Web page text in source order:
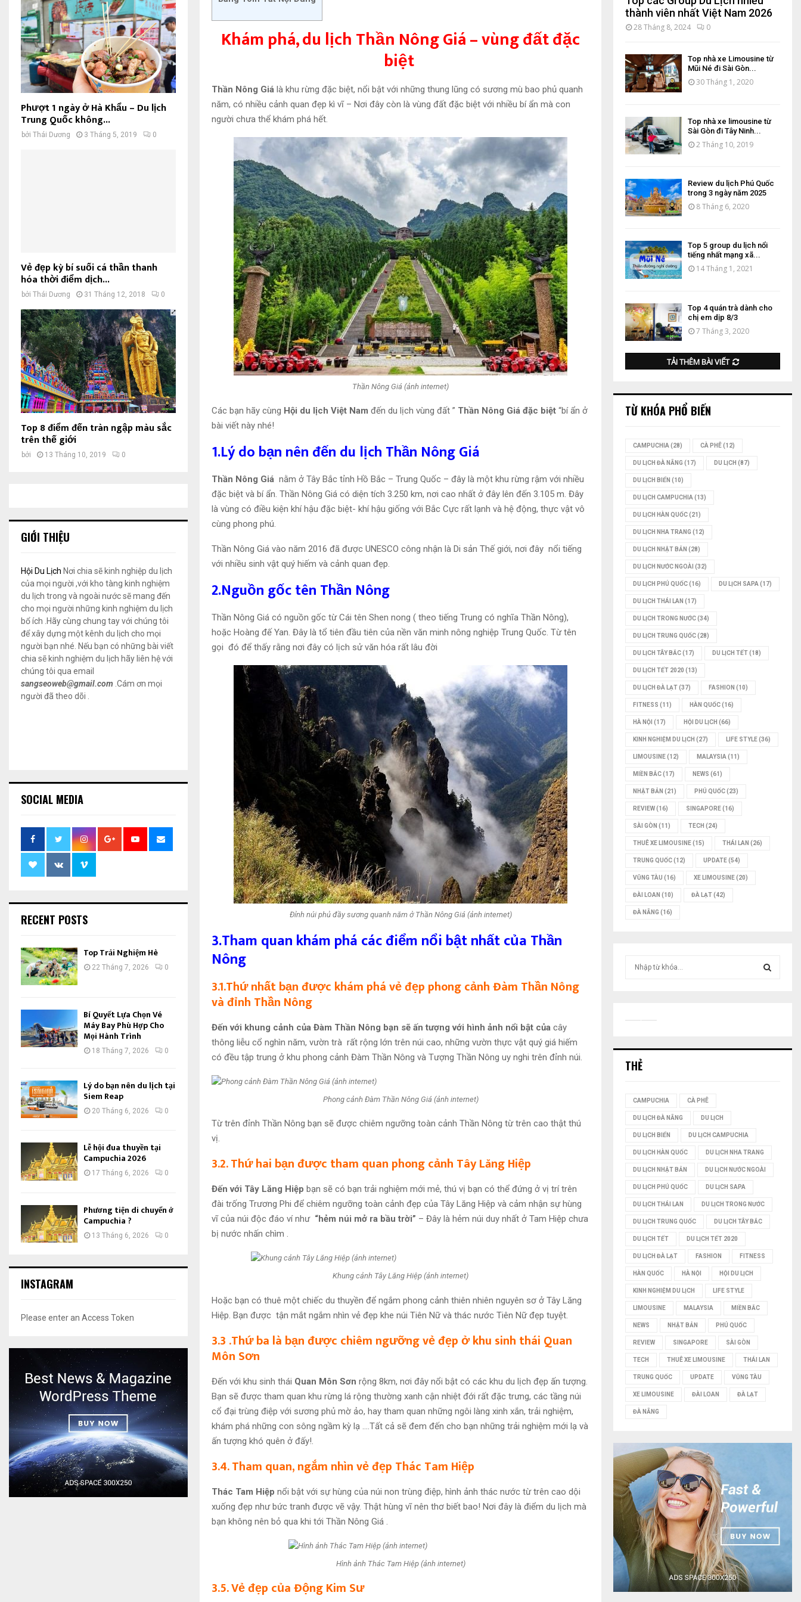
Khám phá, du lịch Thần Nông Giá – vùng đất đặc
biệt
Thần Nông Giá là khu rừng đặc biệt, nổi bật với những thung lũng có sương mù bao phủ quanh
năm, có nhiều cảnh quan đẹp kì vĩ – Nơi đây còn là vùng đất đặc biệt với nhiều bí ẩn mà con
người chưa thể khám phá hết.
Thần Nông Giá (ảnh internet)
Các bạn hãy cùng Hội du lịch Việt Nam đến du lịch vùng đất ” Thần Nông Giá đặc biệt “bí ẩn ở
bài viết này nhé!
1.Lý do bạn nên đến du lịch Thần Nông Giá
Thần Nông Giá nằm ở Tây Bắc tỉnh Hồ Bắc – Trung Quốc – đây là một khu rừng rậm với nhiều
đặc biệt và bí ẩn. Thần Nông Giá có diện tích 3.250 km, nơi cao nhất ở đây lên đến 3.105 m. Đây
là vùng có điều kiện khí hậu đặc biệt- khí hậu giống với Bắc Cực rất lạnh và hệ động, thực vật vô
cùng phong phú.
Thần Nông Giá vào năm 2016 đã được UNESCO công nhận là Di sản Thế giới, nơi đây nổi tiếng
với nhiều sinh vật quý hiếm và cảnh quan đẹp.
2.Nguồn gốc tên Thần Nông
Thần Nông Giá có nguồn gốc từ Cái tên Shen nong ( theo tiếng Trung có nghĩa Thần Nông),
hoặc Hoàng đế Yan. Đây là tổ tiên đầu tiên của nền văn minh nông nghiệp Trung Quốc. Từ tên
gọi đó để thấy rằng nơi đây có lịch sử văn hóa rất lâu đời
Đỉnh núi phủ đầy sương quanh năm ở Thần Nông Giá (ảnh internet)
3.Tham quan khám phá các điểm nổi bật nhất của Thần
Nông
3.1.Thứ nhất bạn được khám phá vẻ đẹp phong cảnh Đàm Thần Nông
và đỉnh Thần Nông
Đến với khung cảnh của Đàm Thần Nông bạn sẽ ấn tượng với hình ảnh nổi bật của cây
thông liễu cổ nghìn năm, vườn trà rất rộng lớn trên núi cao, những vườn thực vật quý giá hiếm
có đều tập trung ở khu phong cảnh Đàm Thần Nông và Tượng Thần Nông uy nghi trên đỉnh núi.
Phong cảnh Đàm Thần Nông Giá (ảnh internet)
Từ trên đỉnh Thần Nông bạn sẽ được chiêm ngưỡng toàn cảnh Thần Nông từ trên cao thật thú
vị.
3.2. Thứ hai bạn được tham quan phong cảnh Tây Lăng Hiệp
Đến với Tây Lăng Hiệp bạn sẽ có bạn trải nghiệm mới mẻ, thú vị bạn có thể đứng ở vị trí trên
đài trống Trương Phi để chiêm ngưỡng toàn cảnh đẹp của Tây Lăng Hiệp và cảm nhận sự hùng
vĩ của núi độc đáo ví như “hẻm núi mở ra bầu trời” – Đây là hẻm núi duy nhất ở Tam Hiệp chưa
bị nước nhấn chìm .
Khung cảnh Tây Lăng Hiệp (ảnh internet)
Hoặc bạn có thuê một chiếc du thuyền để ngắm phong cảnh thiên nhiên nguyên sơ ở Tây Lăng
Hiệp. Bạn được tận mắt ngắm nhìn vẻ đẹp khe núi Tiên Nữ và thác nước Tiên Nữ đẹp tuyệt.
3.3 .Thứ ba là bạn được chiêm ngưỡng vẻ đẹp ở khu sinh thái Quan
Môn Sơn
Đến với khu sinh thái Quan Môn Sơn rộng 8km, nơi đây nổi bật có các khu du lịch đẹp ấn tượng.
Bạn sẽ được tham quan khu rừng lá rộng thường xanh cận nhiệt đới rất đặc trưng, các tầng núi
cổ đại trùng điệp với sương phủ mờ ảo, hay tham quan những ngôi làng xinh xắn, trải nghiệm,
khám phá những con sông ngầm kỳ lạ ….Tất cả sẽ đem đến cho bạn những trải nghiệm mới lạ và
ấn tượng khó quên ở đấy!.
3.4. Tham quan, ngắm nhìn vẻ đẹp Thác Tam Hiệp
Thác Tam Hiệp nổi bật với sự hùng của núi non trùng điệp, hình ảnh thác nước từ trên cao dội
xuống đẹp như bức tranh được vẽ vậy. Thật hùng vĩ nên thơ biết bao! Nơi đây là điểm du lịch mà
bạn không nên bỏ qua khi tới Thần Nông Giá .
Hình ảnh Thác Tam Hiệp (ảnh internet)
3.5. Vẻ đẹp của Động Kim Sư
Phượt 1 ngày ở Hà Khẩu – Du lịch
Trung Quốc không...
bởi Thái Dương 3 Tháng 5, 2019 0
Vẻ đẹp kỳ bí suối cá thần thanh
hóa thời điểm dịch...
bởi Thái Dương 31 Tháng 12, 2018 0
Top 8 điểm đến tràn ngập màu sắc
trên thế giới
bởi 13 Tháng 10, 2019 0
GIỚI THIỆU
Hội Du Lịch Nơi chia sẽ kinh nghiệp du lịch
của mọi người ,với kho tàng kinh nghiệm
du lịch trong và ngoài nước sẽ mang đến
cho mọi người những kinh nghiệm du lịch
bổ ích .Hãy cùng chung tay với chúng tôi
để xây dựng một kênh du lịch cho mọi
người bạn nhé. Nếu bạn có những bài viết
chia sẽ kinh nghiệm du lịch hãy liên hệ với
chúng tôi qua email
sangseoweb@gmail.com .Cám ơn mọi
người đã theo dõi .
SOCIAL MEDIA
RECENT POSTS
Top Trải Nghiệm Hè
22 Tháng 7, 2026 0
Bí Quyết Lựa Chọn Vé
Máy Bay Phù Hợp Cho
Mọi Hành Trình
18 Tháng 7, 2026 0
Lý do bạn nên du lịch tại
Siem Reap
20 Tháng 6, 2026 0
Lễ hội đua thuyền tại
Campuchia 2026
17 Tháng 6, 2026 0
Phương tiện di chuyển ở
Campuchia ?
13 Tháng 6, 2026 0
INSTAGRAM
Please enter an Access Token
thành viên nhất Việt Nam 2026
28 Tháng 8, 2024 0
Top nhà xe Limousine từ
Mũi Né đi Sài Gòn...
30 Tháng 1, 2020
Top nhà xe limousine từ
Sài Gòn đi Tây Ninh...
2 Tháng 10, 2019
Review du lịch Phú Quốc
trong 3 ngày năm 2025
8 Tháng 6, 2020
Top 5 group du lịch nổi
tiếng nhất mạng xã...
14 Tháng 1, 2021
Top 4 quán trà dành cho
chị em dịp 8/3
7 Tháng 3, 2020
TẢI THÊM BÀI VIẾT
TỪ KHÓA PHỔ BIẾN
CAMPUCHIA (28) CÀ PHÊ(12)
DU LỊCH ĐÀ NẴNG (17) DU LỊCH (87)
DU LỊCH BIỂN (10)
DU LỊCH CAMPUCHIA (13)
DU LỊCH HÀN QUỐC(21)
DU LỊCH NHA TRANG (12)
DU LỊCH NHẬT BẢN (28)
DU LỊCH NƯỚC NGOÀI (32)
DU LỊCH PHÚ QUỐC(16) DU LỊCH SAPA (17)
DU LỊCH THÁI LAN (17)
DU LỊCH TRONG NƯỚC(34)
DU LỊCH TRUNG QUỐC(28)
DU LỊCH TÂY BẮC(17) DU LỊCH TẾT(18)
DU LỊCH TẾT 2020 (13)
DU LỊCH ĐÀ LẠT(37) FASHION (10)
FITNESS (11) HÀN QUỐC(16)
HÀ NỘI (17) HỘI DU LỊCH (66)
KINH NGHIỆM DU LỊCH (27) LIFE STYLE(36)
LIMOUSINE(12) MALAYSIA (11)
MIỀN BẮC(17) NEWS (61)
NHẬT BẢN (21) PHÚ QUỐC(23)
REVIEW(16) SINGAPORE(16)
SÀI GÒN (11) TECH (24)
THUÊ XE LIMOUSINE(15) THÁI LAN (26)
TRUNG QUỐC(12) UPDATE(54)
VŨNG TÀU (16) XE LIMOUSINE(20)
ĐÀI LOAN (10) ĐÀ LẠT(42)
ĐÀ NẴNG (16)
:
THẺ
CAMPUCHIA CÀ PHÊ
DU LỊCH ĐÀ NẴNG DU LỊCH
DU LỊCH BIỂN DU LỊCH CAMPUCHIA
DU LỊCH HÀN QUỐC DU LỊCH NHA TRANG
DU LỊCH NHẬT BẢN DU LỊCH NƯỚC NGOÀI
DU LỊCH PHÚ QUỐC DU LỊCH SAPA
DU LỊCH THÁI LAN DU LỊCH TRONG NƯỚC
DU LỊCH TRUNG QUỐC DU LỊCH TÂY BẮC
DU LỊCH TẾT DU LỊCH TẾT 2020
DU LỊCH ĐÀ LẠT FASHION FITNESS
HÀN QUỐC HÀ NỘI HỘI DU LỊCH
KINH NGHIỆM DU LỊCH LIFE STYLE
LIMOUSINE MALAYSIA MIỀN BẮC
NEWS NHẬT BẢN PHÚ QUỐC
REVIEW SINGAPORE SÀI GÒN
TECH THUÊ XE LIMOUSINE THÁI LAN
TRUNG QUỐC UPDATE VŨNG TÀU
XE LIMOUSINE ĐÀI LOAN ĐÀ LẠT
ĐÀ NẴNG